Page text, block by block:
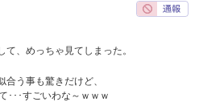
、めっちゃ見てしまった。
う事も驚きだけど、
･･･すごいわな～ｗｗｗ